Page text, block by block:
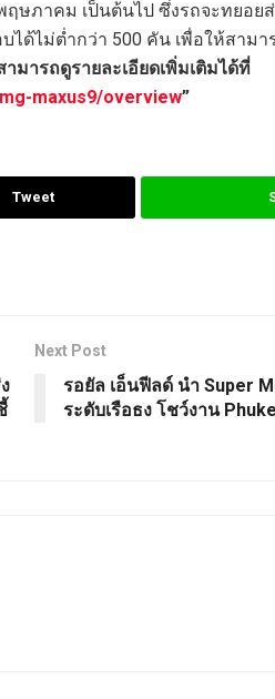
ฤษภาคม เป็นต้นไป ซึ่งรถจะทยอ
ได้ไม่ต่ำกว่า 500 คัน เพื่อให้สาม
มารถดูรายละเอียดเพิ่มเติมได้ที่
maxus9/overview”
Tweet
Next Post
รอยัล เอ็นฟีลด์ นำ Super
ระดับเรือธง โชว์งาน